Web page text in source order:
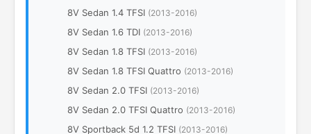
8V Sedan 1.4 TFSI (2013-2016)
8V Sedan 1.6 TDI (2013-2016)
8V Sedan 1.8 TFSI (2013-2016)
8V Sedan 1.8 TFSI Quattro (2013-2016)
8V Sedan 2.0 TFSI (2013-2016)
8V Sedan 2.0 TFSI Quattro (2013-2016)
8V Sportback 5d 1.2 TFSI (2013-2016)